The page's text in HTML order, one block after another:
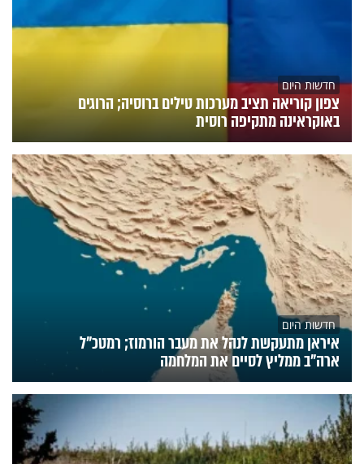
חדשות היום
צפון קוריאה תציב מערכות טילים ברוסיה; הרוגים
באוקראינה מתקיפה רוסית
חדשות היום
איראן מתעקשת לנהל את מעבר הורמוז; רמטכ"ל
ארה"ב ממליץ לסיים את המלחמה